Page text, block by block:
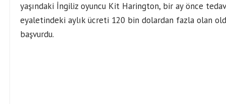
yaşındaki İngiliz oyuncu Kit Harington, bir ay önce
eyaletindeki aylık ücreti 120 bin dolardan fazla olan
başvurdu.